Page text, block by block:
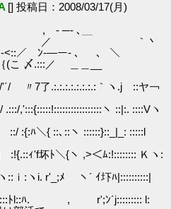
[] 投稿日：2008/03/17(月)
､＿
丶
ー- ､ 、 ＼
＿＿__
｀ヽ.j ::ヤ￢
ヽ ::|:. ::::Vヽ
､::ヽ ::::::}::_|_: :::::l
{ヽ ,>＜ﾑ:!:::::::: Ｋヽ:
ﾒ ヽ´ ｲ圷ﾊ|::::::::::|
r';ﾝ´j::::::::: l: